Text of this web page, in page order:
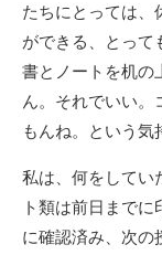
たちにとっては、
ができる、とって
書とノートを机の
ん。それでいい。
もんね。という気
私は、何をしてい
ト類は前日まで
に確認済み、次の